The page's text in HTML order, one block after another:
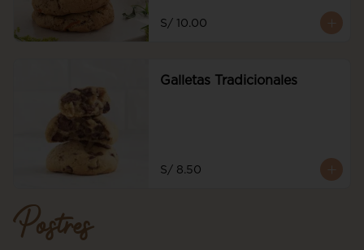
S/ 10.00
Galletas Tradicionales
S/ 8.50
Postres